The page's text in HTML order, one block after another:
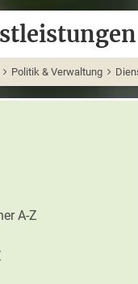
Politik & Verwaltung
A-Z